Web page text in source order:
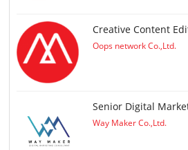
Creative Content
Oops network Co.,Ltd.
Senior Digital
Way Maker Co.,Ltd.